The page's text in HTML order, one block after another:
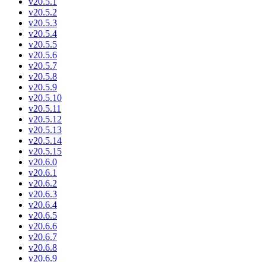
v20.5.2
v20.5.3
v20.5.4
v20.5.5
v20.5.6
v20.5.7
v20.5.8
v20.5.9
v20.5.10
v20.5.11
v20.5.12
v20.5.13
v20.5.14
v20.5.15
v20.6.0
v20.6.1
v20.6.2
v20.6.3
v20.6.4
v20.6.5
v20.6.6
v20.6.7
v20.6.8
v20.6.9